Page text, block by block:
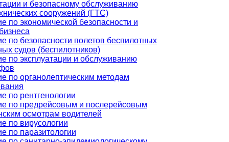
и безопасному обслуживанию
сооружений (ГТС)
по экономической безопасности и
по безопасности полетов беспилотных
судов (беспилотников)
по эксплуатации и обслуживанию
по органолептическим методам
по рентгенологии
по предрейсовым и послерейсовым
осмотрам водителей
по вирусологии
по паразитологии